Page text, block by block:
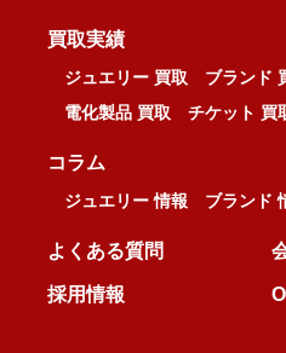
買取実績
ジュエリー 買取 ブランド
電化製品 買取
チケット 買
コラム
ジュエリー 情報 ブランド
よくある質問
採用情報